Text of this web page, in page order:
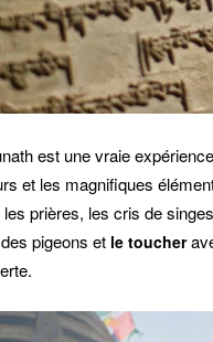
est une vraie
et les magnifiques
prières, les cris de
pigeons et le toucher